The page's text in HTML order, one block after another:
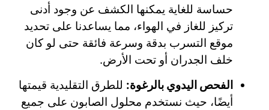
حساسة للغاية يمكنها الكشف عن وجود أدنى
تركيز للغاز في الهواء، مما يساعدنا على تحديد
موقع التسرب بدقة وسرعة فائقة حتى لو كان
خلف الجدران أو تحت الأرض.
الفحص اليدوي بالرغوة: للطرق التقليدية قيمتها
أيضًا، حيث نستخدم محلول الصابون على جميع